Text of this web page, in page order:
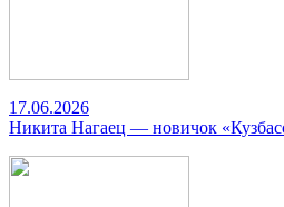
17.06.2026
Никита Нагаец — новичок